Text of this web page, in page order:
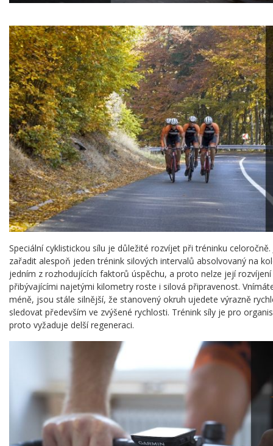
Speciální cyklistickou sílu je důležité rozvíjet při tréninku
zařadit alespoň jeden trénink silových intervalů absolvovaný na
jedním z rozhodujících faktorů úspěchu, a proto nelze její
přibývajícími najetými kilometry roste i silová připravenost.
méně, jsou stále silnější, že stanovený okruh ujedete výrazně
sledovat především ve zvýšené rychlosti. Trénink síly je pro
proto vyžaduje delší regeneraci.